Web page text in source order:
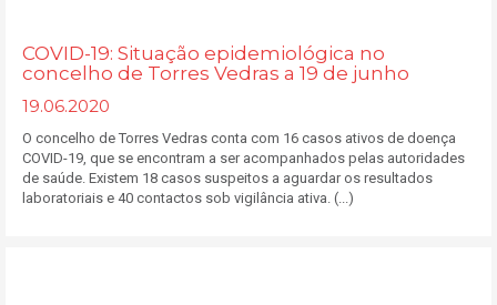
COVID-19: Situação epidemiológica no
concelho de Torres Vedras a 19 de junho
19.06.2020
O concelho de Torres Vedras conta com 16 casos ativos de doença
COVID-19, que se encontram a ser acompanhados pelas autoridades
de saúde. Existem 18 casos suspeitos a aguardar os resultados
laboratoriais e 40 contactos sob vigilância ativa. (...)